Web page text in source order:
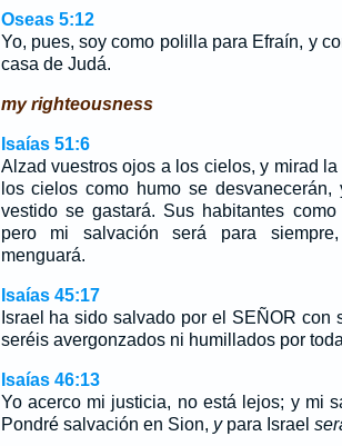
Oseas 5:12
Yo, pues, soy como polilla para Efraín, y
casa de Judá.
my righteousness
Isaías 51:6
Alzad vuestros ojos a los cielos, y mirad
los cielos como humo se
vestido se gastará. Sus habitantes como
pero mi salvación será para
menguará.
Isaías 45:17
Israel ha sido salvado por el SEÑOR con
seréis avergonzados ni humillados por
Isaías 46:13
Yo acerco mi justicia, no está lejos; y mi
Pondré salvación en Sion, ypara Israel